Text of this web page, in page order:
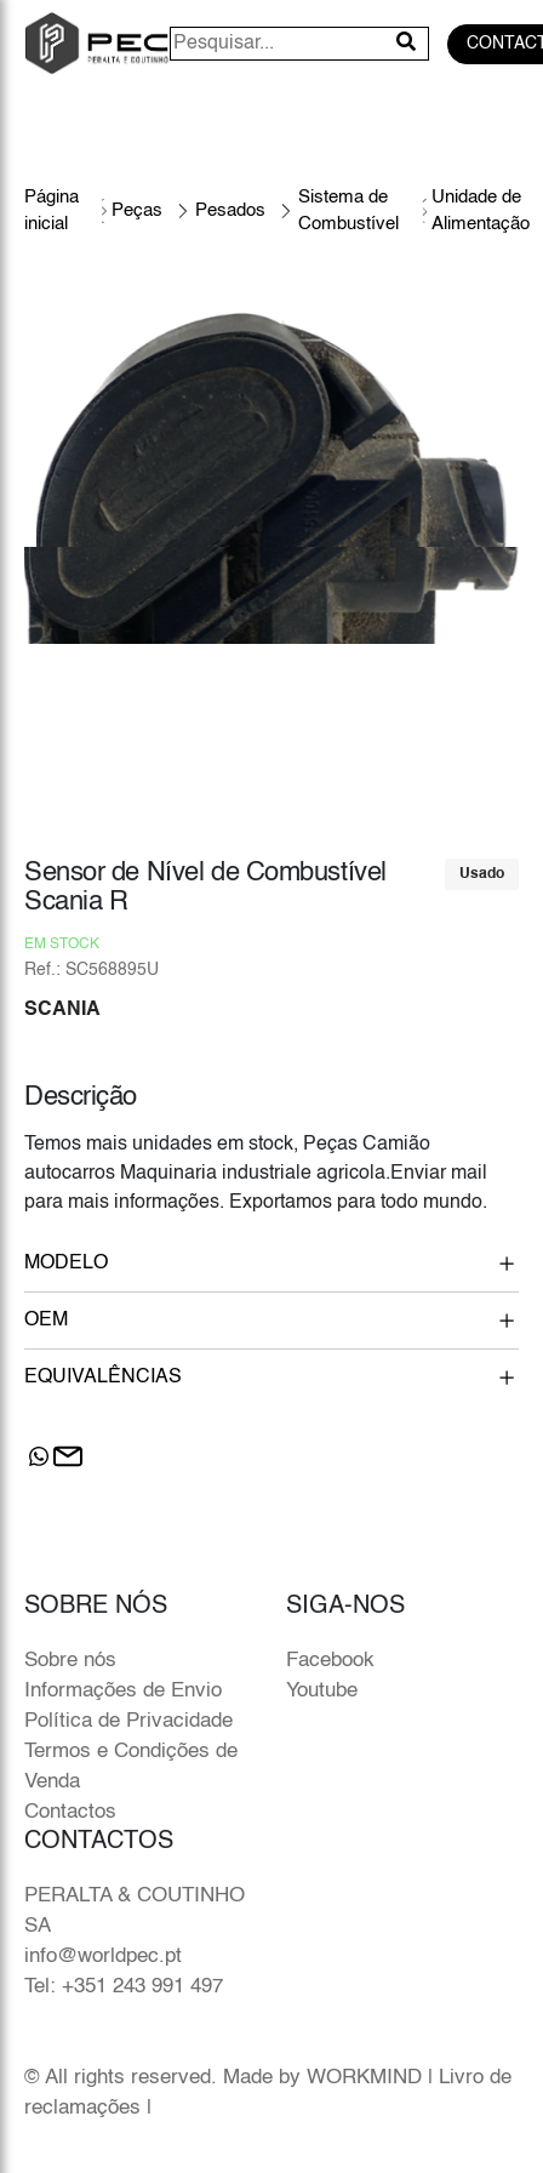
Página
inicial
Peças Pesados
Sistema de
Combustível
Unidade de
Alimentação
Usado
Sensor de Nível de Combustível
Scania R
EM STOCK
Ref.: SC568895U
SCANIA
Descrição
Temos mais unidades em stock, Peças Camião
autocarros Maquinaria industriale agricola.Enviar mail
para mais informações. Exportamos para todo mundo.
MODELO
OEM
EQUIVALÊNCIAS
SOBRE NÓS
Sobre nós
Informações de Envio
Política de Privacidade
Termos e Condições de
Venda
Contactos
SIGA-NOS
Facebook
Youtube
CONTACTOS
PERALTA & COUTINHO
SA
info@worldpec.pt
Tel: +351 243 991 497
© All rights reserved. Made by WORKMIND
Livro de
reclamações